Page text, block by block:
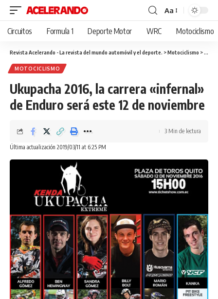
Cambiar
tamaño
fuente
Aa
Circuitos Formula 1 Deporte Motor WRC Motociclismo
Revista Acelerando - La revista del mundo automóvil y el deporte. >Motociclismo >
MOTOCICLISMO
Ukupacha 2016, la carrera «infernal»
de Enduro será este 12 de noviembre
Última actualización 2019/03/11 at 6:25 PM
3 Min de lectura